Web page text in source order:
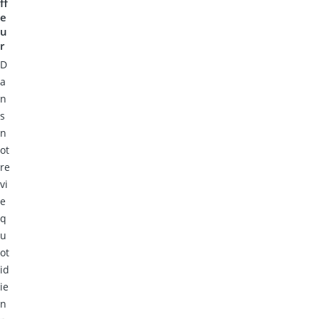
e
u
r
D
a
n
s
n
ot
re
vi
e
q
u
ot
id
ie
n